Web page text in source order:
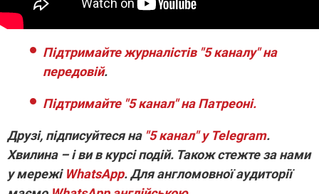
Підтримайте журналістів "5 каналу" на
передовій.
Підтримайте "5 канал" на Патреоні.
Друзі, підписуйтеся на "5 канал" у Telegram.
Хвилина – і ви в курсі подій. Також стежте за нами
у мережі WhatsApp. Для англомовної аудиторії